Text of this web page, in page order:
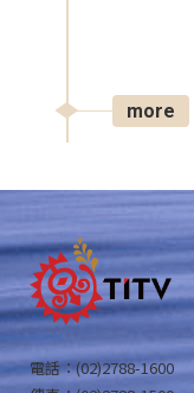
more
電話：(02)2788-1600